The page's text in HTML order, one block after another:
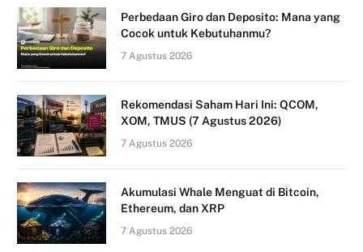
Perbedaan Giro dan Deposito: Mana yang
Cocok untuk Kebutuhanmu?
7 Agustus 2026
Rekomendasi Saham Hari Ini: QCOM,
XOM, TMUS (7 Agustus 2026)
7 Agustus 2026
Akumulasi Whale Menguat di Bitcoin,
Ethereum, dan XRP
7 Agustus 2026